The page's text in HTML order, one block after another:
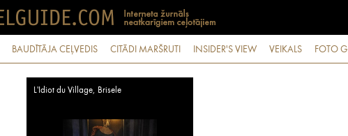
BAUDĪTĀJA CEĻVEDIS CITĀDI MARŠRUTI INSIDER'S VIEW VEIKALS FOTO
L'Idiot du Village, Brisele